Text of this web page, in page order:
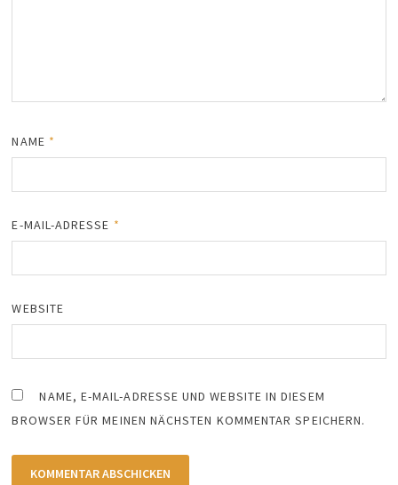
NAME *
E-MAIL-ADRESSE *
WEBSITE
NAME, E-MAIL-ADRESSE UND WEBSITE IN DIESEM
BROWSER FÜR MEINEN NÄCHSTEN KOMMENTAR SPEICHERN.